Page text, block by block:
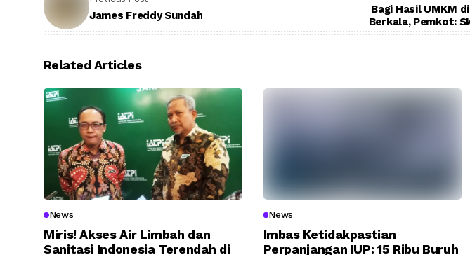
James Freddy Sundah
Bagi Hasil UMKM
Berkala, Pemkot:
Related Articles
News
Miris! Akses Air Limbah dan
Sanitasi Indonesia Terendah di
News
Imbas Ketidakpastian
Perpanjangan IUP: 15 Ribu Buruh